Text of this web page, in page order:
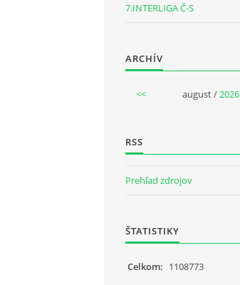
7.INTERLIGA Č-S
ARCHÍV
<< august / 2026
RSS
Prehľad zdrojov
ŠTATISTIKY
Celkom: 1108773